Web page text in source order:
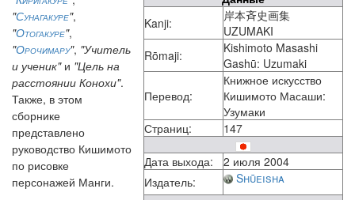
Kanji:
岸本斉史画集
UZUMAKI
Rōmaji:
Kishimoto Masashi
Gashū: Uzumaki
Перевод:
Книжное искусство
Кишимото Масаши:
Узумаки
Страниц:
147
Дата выхода:
2 июля 2004
Издатель:
Shūeisha
"Сунагакуре",
"Отогакуре",
"Орочимару", "Учитель
и ученик"и "Цель на
расстоянии Конохи".
Также, в этом
сборнике
представлено
руководство Кишимото
по рисовке
персонажей Манги.